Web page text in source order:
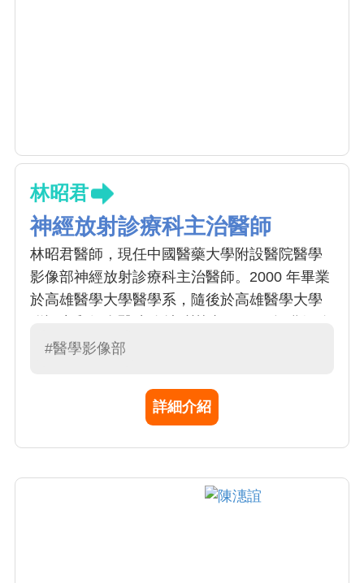
林昭君
神經放射診療科主治醫師
林昭君醫師，現任中國醫藥大學附設醫院醫學
影像部神經放射診療科主治醫師。2000 年畢業
於高雄醫學大學醫學系，隨後於高雄醫學大學
射線診斷專科醫師，專長為神經放射線學影像
#醫學影像部
詳細介紹